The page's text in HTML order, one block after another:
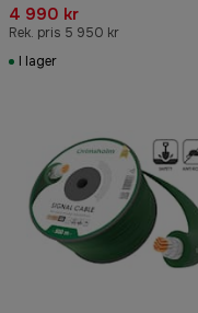
4 990 kr
Rek. pris 5 950 kr
I lager